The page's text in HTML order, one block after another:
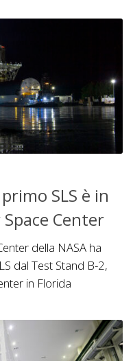
SLS è in
Center
della NASA ha
dal Test Stand B-2,
in Florida